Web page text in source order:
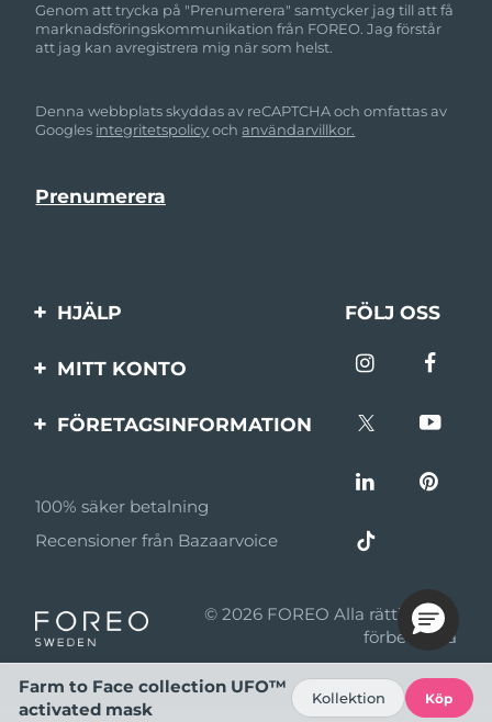
Genom att trycka på "Prenumerera" samtycker jag till att få
marknadsföringskommunikation från FOREO. Jag förstår
att jag kan avregistrera mig när som helst.
Denna webbplats skyddas av reCAPTCHA och omfattas av
Googles integritetspolicyochanvändarvillkor.
HJÄLP
Kontakta oss
FÖLJ OSS
MITT KONTO
Produktregistrering
FÖRETAGSINFORMATION
Affiliateprogram
Affiliate-nyheter
Återförsäljare
Användningsvillkor
100% säker betalning
Recensioner från Bazaarvoice
© 2026 FOREO Alla rättigheter
förbehållna
Farm to Face collection UFO™
activated mask
Kollektion Köp